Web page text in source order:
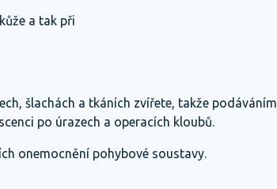
a tak při
šlachách a tkáních zvířete, takže
po úrazech a operacích kloubů.
onemocnění pohybové soustavy.